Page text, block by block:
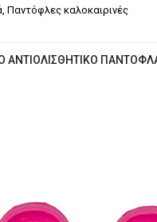
Παντόφλες καλοκαιρινές
ΑΝΤΙΟΛΙΣΘΗΤΙΚΌ